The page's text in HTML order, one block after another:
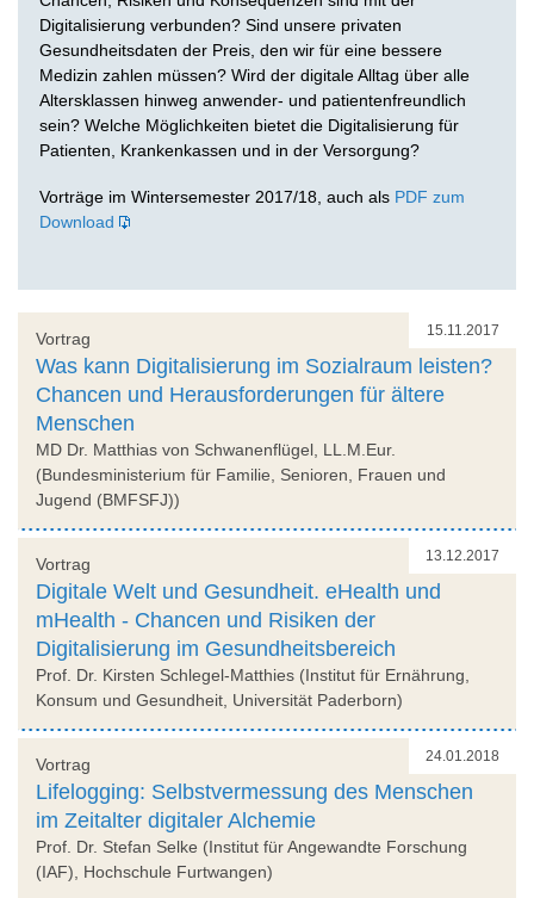
Digitalisierung verbunden? Sind unsere privaten
Gesundheitsdaten der Preis, den wir für eine bessere
Medizin zahlen müssen? Wird der digitale Alltag über alle
Altersklassen hinweg anwender- und patientenfreundlich
sein? Welche Möglichkeiten bietet die Digitalisierung für
Patienten, Krankenkassen und in der Versorgung?
Vorträge im Wintersemester 2017/18, auch als PDF zum
Download
15.11.2017
Vortrag
Was kann Digitalisierung im Sozialraum leisten?
Chancen und Herausforderungen für ältere
Menschen
MD Dr. Matthias von Schwanenflügel, LL.M.Eur.
(Bundesministerium für Familie, Senioren, Frauen und
Jugend (BMFSFJ))
13.12.2017
Vortrag
Digitale Welt und Gesundheit. eHealth und
mHealth - Chancen und Risiken der
Digitalisierung im Gesundheitsbereich
Prof. Dr. Kirsten Schlegel-Matthies (Institut für Ernährung,
Konsum und Gesundheit, Universität Paderborn)
24.01.2018
Vortrag
Lifelogging: Selbstvermessung des Menschen
im Zeitalter digitaler Alchemie
Prof. Dr. Stefan Selke (Institut für Angewandte Forschung
(IAF), Hochschule Furtwangen)